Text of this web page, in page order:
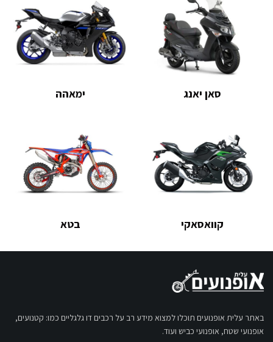
סאן יאנג ימאהה
קוואסאקי בטא
באתר עלית אופנועים תוכלו למצוא מידע רב על רכבים דו גלגליים כמו: קטנועים,
אופנועי שטח, אופנועי כביש ועוד.